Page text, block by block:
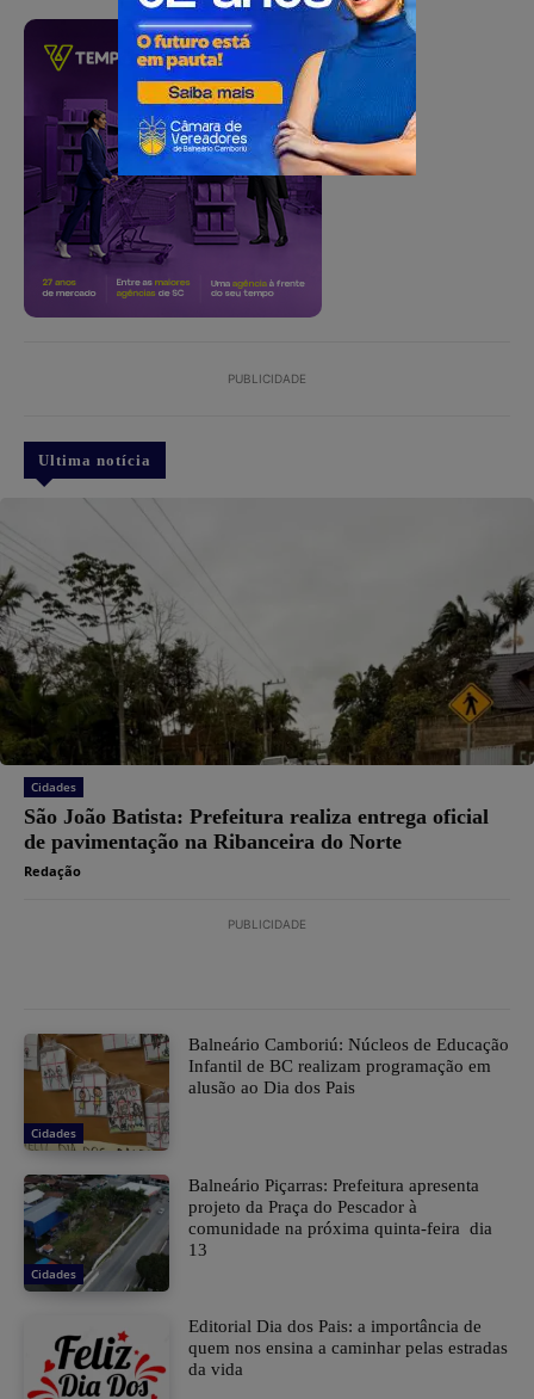
PUBLICIDADE
PUBLICIDADE
Ultima notícia
Cidades
São João Batista: Prefeitura realiza entrega oficial
de pavimentação na Ribanceira do Norte
Redação
PUBLICIDADE
Cidades
Balneário Camboriú: Núcleos de Educação
Infantil de BC realizam programação em
alusão ao Dia dos Pais
Cidades
Balneário Piçarras: Prefeitura apresenta
projeto da Praça do Pescador à
comunidade na próxima quinta-feira dia
13
Editorial Dia dos Pais: a importância de
quem nos ensina a caminhar pelas estradas
da vida